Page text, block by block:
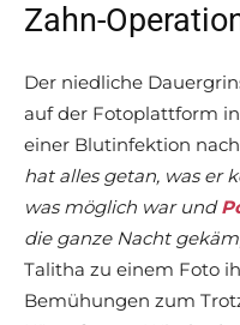
Zahn-
Der niedliche
auf der Fotoplattform
einer Blutinfektion
hat alles getan, was er
was möglich war und
die ganze Nacht
Talitha zu einem Foto
Bemühungen zum